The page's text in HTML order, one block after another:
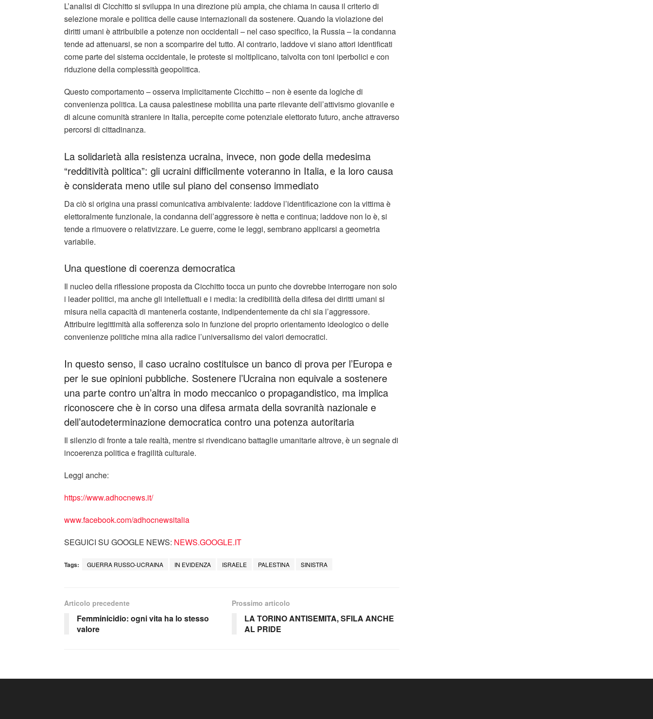
L’analisi di Cicchitto si sviluppa in una direzione più ampia, che chiama in causa il criterio di
selezione morale e politica delle cause internazionali da sostenere. Quando la violazione dei
diritti umani è attribuibile a potenze non occidentali – nel caso specifico, la Russia – la condanna
tende ad attenuarsi, se non a scomparire del tutto. Al contrario, laddove vi siano attori identificati
come parte del sistema occidentale, le proteste si moltiplicano, talvolta con toni iperbolici e con
riduzione della complessità geopolitica.
Questo comportamento – osserva implicitamente Cicchitto – non è esente da logiche di
convenienza politica. La causa palestinese mobilita una parte rilevante dell’attivismo giovanile e
di alcune comunità straniere in Italia, percepite come potenziale elettorato futuro, anche attraverso
percorsi di cittadinanza.
La solidarietà alla resistenza ucraina, invece, non gode della medesima
“redditività politica”: gli ucraini difficilmente voteranno in Italia, e la loro causa
è considerata meno utile sul piano del consenso immediato
Da ciò si origina una prassi comunicativa ambivalente: laddove l’identificazione con la vittima è
elettoralmente funzionale, la condanna dell’aggressore è netta e continua; laddove non lo è, si
tende a rimuovere o relativizzare. Le guerre, come le leggi, sembrano applicarsi a geometria
variabile.
Una questione di coerenza democratica
Il nucleo della riflessione proposta da Cicchitto tocca un punto che dovrebbe interrogare non solo
i leader politici, ma anche gli intellettuali e i media: la credibilità della difesa dei diritti umani si
misura nella capacità di mantenerla costante, indipendentemente da chi sia l’aggressore.
Attribuire legittimità alla sofferenza solo in funzione del proprio orientamento ideologico o delle
convenienze politiche mina alla radice l’universalismo dei valori democratici.
In questo senso, il caso ucraino costituisce un banco di prova per l’Europa e
per le sue opinioni pubbliche. Sostenere l’Ucraina non equivale a sostenere
una parte contro un’altra in modo meccanico o propagandistico, ma implica
riconoscere che è in corso una difesa armata della sovranità nazionale e
dell’autodeterminazione democratica contro una potenza autoritaria
Il silenzio di fronte a tale realtà, mentre si rivendicano battaglie umanitarie altrove, è un segnale di
incoerenza politica e fragilità culturale.
Leggi anche:
https://www.adhocnews.it/
www.facebook.com/adhocnewsitalia
SEGUICI SU GOOGLE NEWS: NEWS.GOOGLE.IT
Tags: GUERRA RUSSO-UCRAINA IN EVIDENZA ISRAELE PALESTINA SINISTRA
Articolo precedente
Femminicidio: ogni vita ha lo stesso
valore
Prossimo articolo
LA TORINO ANTISEMITA, SFILA ANCHE
AL PRIDE